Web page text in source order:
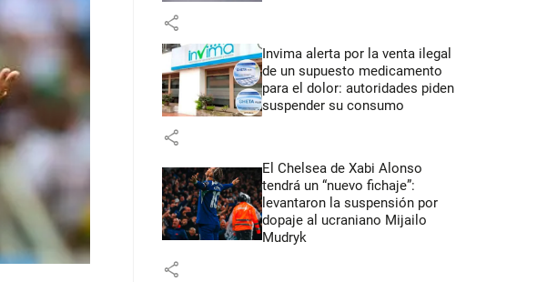
share
Invima alerta por la venta ilegal
de un supuesto medicamento
para el dolor: autoridades piden
suspender su consumo
share
El Chelsea de Xabi Alonso
tendrá un “nuevo fichaje”:
levantaron la suspensión por
dopaje al ucraniano Mijailo
Mudryk
share